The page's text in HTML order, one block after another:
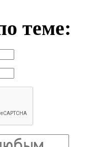
теме: